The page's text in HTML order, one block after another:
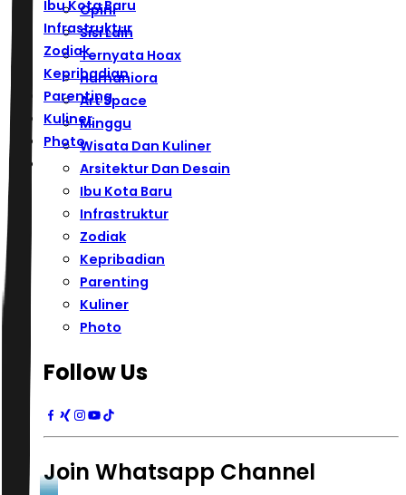
Ibu Kota Baru
Infrastruktur
Zodiak
Kepribadian
Parenting
Kuliner
Photo
Opini
Sisi Lain
Ternyata Hoax
Humaniora
Art Space
Minggu
Wisata Dan Kuliner
Arsitektur Dan Desain
Ibu Kota Baru
Infrastruktur
Zodiak
Kepribadian
Parenting
Kuliner
Photo
Follow Us
Join Whatsapp Channel